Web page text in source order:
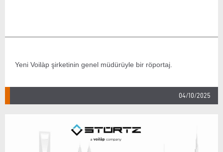
Yeni Voilàp şirketinin genel müdürüyle bir röportaj.
04/10/2025